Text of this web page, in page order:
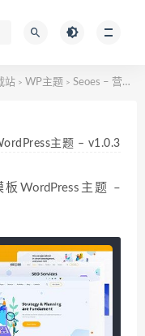
站 > WP主题 > Seoes – 营销推广SEO优化网站模板WordPress主题 – v1.0.3
主题 – v1.0.3
WordPress主题 –